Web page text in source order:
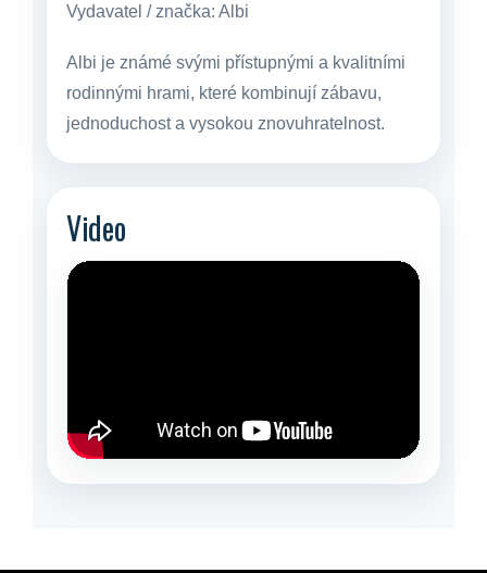
Vydavatel / značka: Albi
Albi je známé svými přístupnými a kvalitními
rodinnými hrami, které kombinují zábavu,
jednoduchost a vysokou znovuhratelnost.
Video